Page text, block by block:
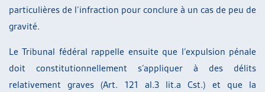
particulières de l’infraction pour conclure à un cas de peu de
gravité.
Le Tribunal fédéral rappelle ensuite que l’expulsion pénale
doit constitutionnellement s’appliquer à des délits
relativement graves (Art. 121 al.3 lit.a Cst.) et que la